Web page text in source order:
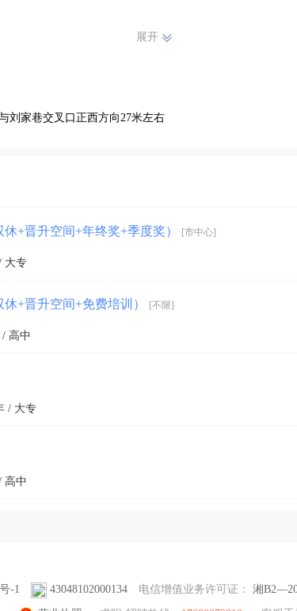
入的长期事业平台。
展开
刘家巷交叉口正西方向27米左右
+晋升空间+年终奖+季度奖） [市中心]
大专
+晋升空间+免费培训） [不限]
高中
/ 大专
高中
-1 43048102000134 电信增值业务许可证： 湘